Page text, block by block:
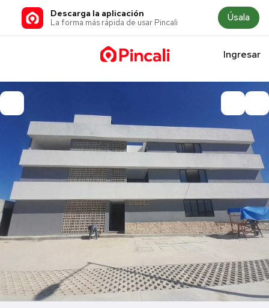
Descarga la aplicación
La forma más rápida de usar Pincali Úsala
Ingresar